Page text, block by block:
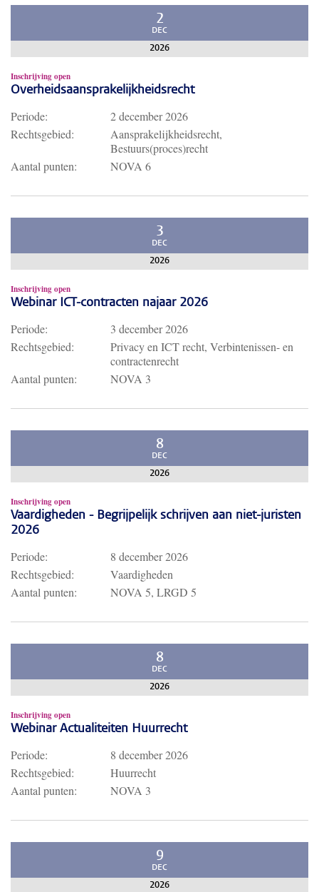
2
DEC
2026
Inschrijving open
Overheidsaansprakelijkheidsrecht
Periode:
2 december 2026
Rechtsgebied:
Aansprakelijkheidsrecht,
Bestuurs(proces)recht
Aantal punten:
NOVA 6
3
DEC
2026
Inschrijving open
Webinar ICT-contracten najaar 2026
Periode:
3 december 2026
Rechtsgebied:
Privacy en ICT recht, Verbintenissen- en
contractenrecht
Aantal punten:
NOVA 3
8
DEC
2026
Inschrijving open
Vaardigheden - Begrijpelijk schrijven aan niet-juristen
2026
Periode:
8 december 2026
Rechtsgebied:
Vaardigheden
Aantal punten:
NOVA 5, LRGD 5
8
DEC
2026
Inschrijving open
Webinar Actualiteiten Huurrecht
Periode:
8 december 2026
Rechtsgebied:
Huurrecht
Aantal punten:
NOVA 3
9
DEC
2026